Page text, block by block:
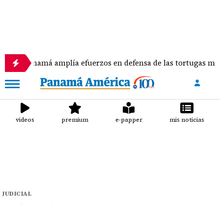
amplía efuerzos en defensa de las tortugas marinas
videos premium e-papper mis noticias
JUDICIAL